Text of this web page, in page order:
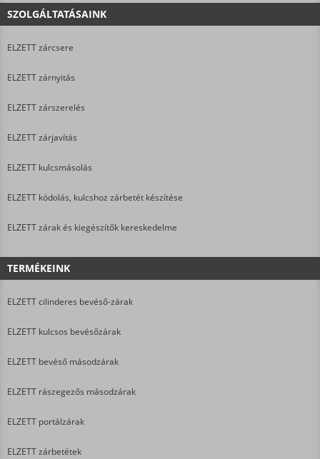
SZOLGÁLTATÁSAINK
ELZETT zárcsere
ELZETT zárnyitás
ELZETT zárszerelés
ELZETT zárjavítás
ELZETT kulcsmásolás
ELZETT kódolás, kulcshoz zárbetét készítése
ELZETT zárak és kiegészítők kereskedelme
TERMÉKEINK
ELZETT cilinderes bevéső-zárak
ELZETT kulcsos bevésőzárak
ELZETT bevéső másodzárak
ELZETT rászegezős másodzárak
ELZETT portálzárak
ELZETT zárbetétek